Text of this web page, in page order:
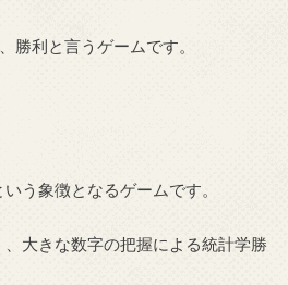
勝利と言うゲームです。
う象徴となるゲームです。
大きな数字の把握による統計学勝